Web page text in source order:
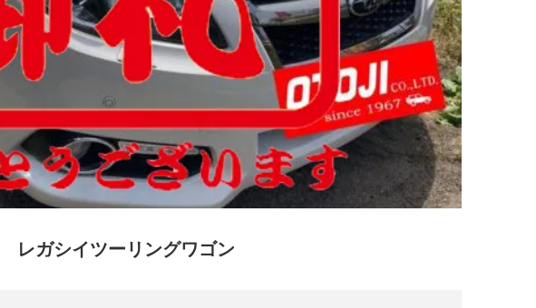
レガシイツーリングワゴン